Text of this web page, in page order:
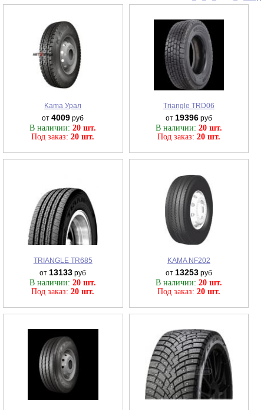
Kama Урал
от4009 руб
В наличии:20 шт.
Под заказ:20 шт.
Triangle TRD06
от 19396руб
В наличии: 20 шт.
Под заказ: 20 шт.
TRIANGLE TR685
от 13133 руб
В наличии:20 шт.
Под заказ:20 шт.
KAMA NF202
от 13253руб
В наличии: 20 шт.
Под заказ: 20 шт.